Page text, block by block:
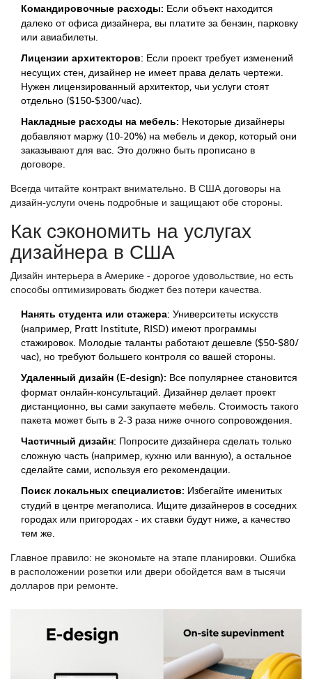
Командировочные расходы: Если объект находится
далеко от офиса дизайнера, вы платите за бензин, парковку
или авиабилеты.
Лицензии архитекторов: Если проект требует изменений
несущих стен, дизайнер не имеет права делать чертежи.
Нужен лицензированный архитектор, чьи услуги стоят
отдельно ($150-$300/час).
Накладные расходы на мебель: Некоторые дизайнеры
добавляют маржу (10-20%) на мебель и декор, который они
заказывают для вас. Это должно быть прописано в
договоре.
Всегда читайте контракт внимательно. В США договоры на
дизайн-услуги очень подробные и защищают обе стороны.
Как сэкономить на услугах
дизайнера в США
Дизайн интерьера в Америке - дорогое удовольствие, но есть
способы оптимизировать бюджет без потери качества.
Нанять студента или стажера: Университеты искусств
(например, Pratt Institute, RISD) имеют программы
стажировок. Молодые таланты работают дешевле ($50-$80/
час), но требуют большего контроля со вашей стороны.
Удаленный дизайн (E-design): Все популярнее становится
формат онлайн-консультаций. Дизайнер делает проект
дистанционно, вы сами закупаете мебель. Стоимость такого
пакета может быть в 2-3 раза ниже очного сопровождения.
Частичный дизайн: Попросите дизайнера сделать только
сложную часть (например, кухню или ванную), а остальное
сделайте сами, используя его рекомендации.
Поиск локальных специалистов: Избегайте именитых
студий в центре мегаполиса. Ищите дизайнеров в соседних
городах или пригородах - их ставки будут ниже, а качество
тем же.
Главное правило: не экономьте на этапе планировки. Ошибка
в расположении розетки или двери обойдется вам в тысячи
долларов при ремонте.